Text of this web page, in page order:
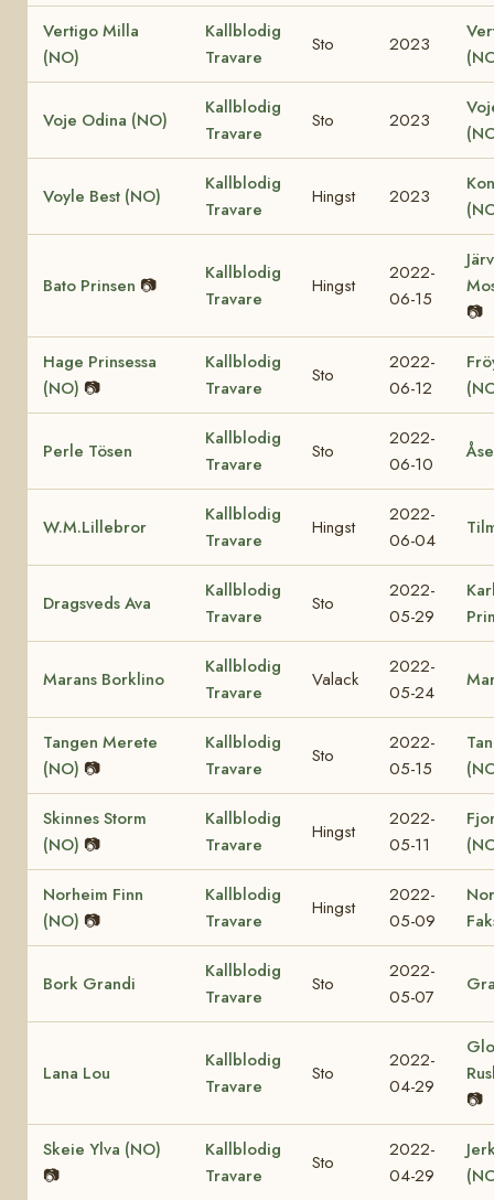
Vertigo Milla
(NO)
Kallblodig
Travare
Sto 2023
Voje Odina (NO)
Kallblodig
Travare
Sto 2023
Voyle Best (NO)
Kallblodig
Travare
Hingst 2023
Bato Prinsen 📷
Kallblodig
Travare
Hingst
2022-
06-15
📷
Hage Prinsessa
(NO) 📷
Kallblodig
Travare
Sto
2022-
06-12
Perle Tösen
Kallblodig
Travare
Sto
2022-
06-10
Åse
W.M.Lillebror
Kallblodig
Travare
Hingst
2022-
06-04
Dragsveds Ava
Kallblodig
Travare
Sto
2022-
05-29
Marans Borklino
Kallblodig
Travare
Valack
2022-
05-24
Tangen Merete
(NO) 📷
Kallblodig
Travare
Sto
2022-
05-15
Skinnes Storm
(NO) 📷
Kallblodig
Travare
Hingst
2022-
05-11
Norheim Finn
(NO) 📷
Kallblodig
Travare
Hingst
2022-
05-09
Bork Grandi
Kallblodig
Travare
Sto
2022-
05-07
Lana Lou
Kallblodig
Travare
Sto
2022-
04-29
📷
Skeie Ylva (NO)
📷
Kallblodig
Travare
Sto
2022-
04-29